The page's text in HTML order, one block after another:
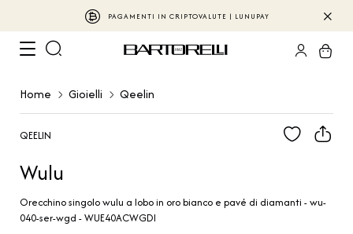
PAGAMENTI IN CRIPTOVALUTE | LUNUPAY
Home Gioielli Qeelin
QEELIN
Wulu
Orecchino singolo wulu a lobo in oro bianco e pavé di diamanti - wu-
040-ser-wgd - WUE40ACWGDI